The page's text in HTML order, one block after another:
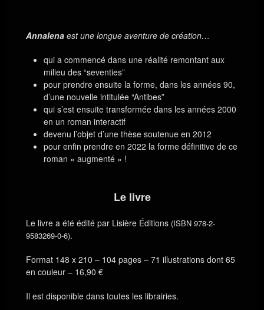
Annalena est une longue aventure de création…
qui a commencé dans une réalité remontant aux
milieu des “seventies”
pour prendre ensuite la forme, dans les années 90,
d’une nouvelle intitulée “Antibes”
qui s’est ensuite transformée dans les années 2000
en un roman interactif
devenu l’objet d’une thèse soutenue en 2012
pour enfin prendre en 2022 la forme définitive de ce
roman « augmenté » !
Le livre
Le livre a été édité par Lisière Éditions (ISBN 978-2-
9583269-0-6).
Format 148 x 210 – 104 pages – 71 illustrations dont 65
en couleur – 16,90 €
Il est disponible dans toutes les librairies.